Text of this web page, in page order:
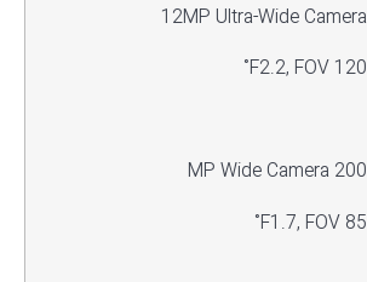
12MP Ultra-Wide Camera
F2.2, FOV 120˚
200 MP Wide Camera
F1.7, FOV 85˚